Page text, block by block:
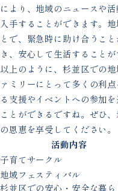
により、地域のニュースや
入手することができます。
とで、緊急時に助け合うこ
き、安心して生活することが
以上のように、杉並区での
ァミリーにとって多くの利
る支援やイベントへの参加
ことができるですね。ぜひ
の恩恵を享受してください。
活動内容
子育てサークル
地域フェスティバル
杉並区での安心・安全な暮